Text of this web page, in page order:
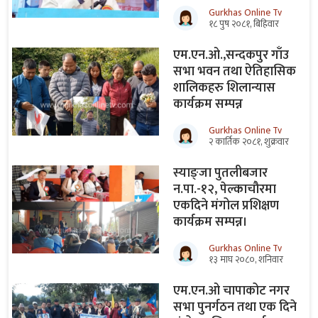
Gurkhas Online Tv
१८ पुष २०८१, बिहिवार
एम.एन.ओ.,सन्दकपुर गाँउ
सभा भवन तथा ऐतिहासिक
शालिकहरु शिलान्यास
कार्यक्रम सम्पन्न
Gurkhas Online Tv
२ कार्तिक २०८१, शुक्रवार
स्याङ्जा पुतलीबजार
न.पा.-१२, पेल्काचौरमा
एकदिने मंगोल प्रशिक्षण
कार्यक्रम सम्पन्न।
Gurkhas Online Tv
१३ माघ २०८०, शनिवार
एम.एन.ओ चापाकोट नगर
सभा पुनर्गठन तथा एक दिने